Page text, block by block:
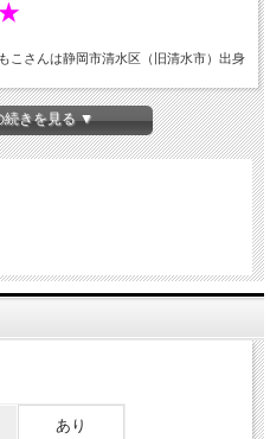
★
こさんは静岡市清水区（旧清水市）出身
ンホールの蓋を静岡市に寄贈しました。
被ったまるちゃんと背景に富士山とお魚
続きを見る ▼
あり